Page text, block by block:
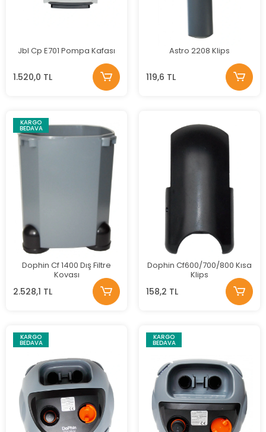
Jbl Cp E701 Pompa Kafası
1.520,0 TL
Astro 2208 Klips
119,6 TL
KARGO
BEDAVA
Dophin Cf 1400 Dış Filtre
Kovası
2.528,1 TL
Dophin Cf600/700/800 Kısa
Klips
158,2 TL
KARGO
BEDAVA
KARGO
BEDAVA